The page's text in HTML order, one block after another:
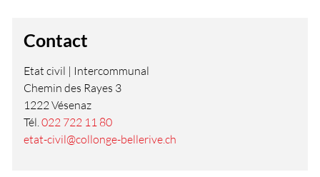
Contact
Etat civil | Intercommunal
Chemin des Rayes 3
1222 Vésenaz
Tél. 022 722 11 80
etat-civil@collonge-bellerive.ch